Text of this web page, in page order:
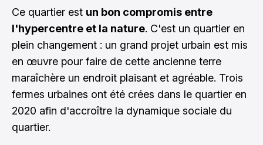
Ce quartier est un bon compromis entre
l'hypercentre et la nature. C'est un quartier en
plein changement : un grand projet urbain est mis
en œuvre pour faire de cette ancienne terre
maraîchère un endroit plaisant et agréable. Trois
fermes urbaines ont été crées dans le quartier en
2020 afin d'accroître la dynamique sociale du
quartier.